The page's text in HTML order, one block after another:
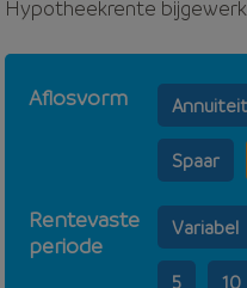
Hypotheekrente
Aflosvorm Annuiteit
Spaar
Rentevaste
periode
Variabel
5 10